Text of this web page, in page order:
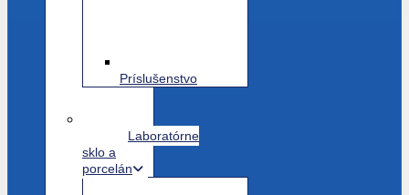
Príslušenstvo
Laboratórne
sklo a
porcelán